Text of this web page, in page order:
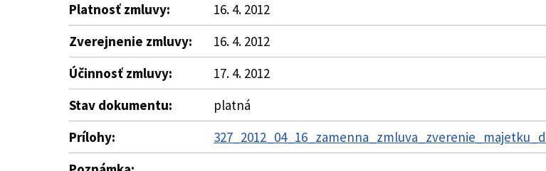
Platnosť zmluvy:
16. 4. 2012
Zverejnenie zmluvy:
16. 4. 2012
Účinnosť zmluvy:
17. 4. 2012
Stav dokumentu:
platná
Prílohy: